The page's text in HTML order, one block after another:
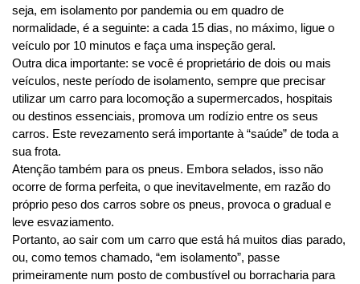
seja, em isolamento por pandemia ou em quadro de
normalidade, é a seguinte: a cada 15 dias, no máximo, ligue o
veículo por 10 minutos e faça uma inspeção geral.
Outra dica importante: se você é proprietário de dois ou mais
veículos, neste período de isolamento, sempre que precisar
utilizar um carro para locomoção a supermercados, hospitais
ou destinos essenciais, promova um rodízio entre os seus
carros. Este revezamento será importante à “saúde” de toda a
sua frota.
Atenção também para os pneus. Embora selados, isso não
ocorre de forma perfeita, o que inevitavelmente, em razão do
próprio peso dos carros sobre os pneus, provoca o gradual e
leve esvaziamento.
Portanto, ao sair com um carro que está há muitos dias parado,
ou, como temos chamado, “em isolamento”, passe
primeiramente num posto de combustível ou borracharia para